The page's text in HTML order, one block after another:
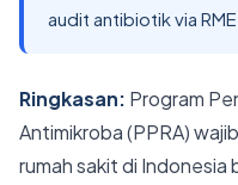
audit antibiotik via
Ringkasan: Program
Antimikroba (PPRA)
rumah sakit di Indonesia